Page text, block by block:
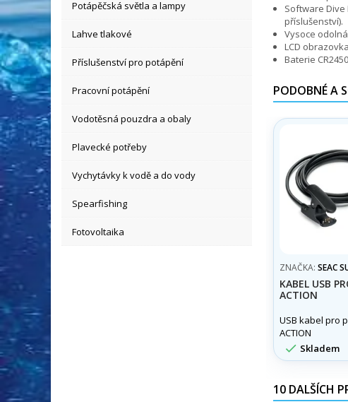
Potápěčská světla a lampy
Lahve tlakové
Příslušenství pro potápění
Pracovní potápění
Vodotěsná pouzdra a obaly
Plavecké potřeby
Vychytávky k vodě a do vody
Spearfishing
Fotovoltaika
Software Dive
příslušenství).
Vysoce
LCD
Baterie
PODOBNÉ A
ZNAČKA: SEAC
KABEL USB
ACTION
USB kabel pro
ACTION
 Skladem
10 DALŠÍCH